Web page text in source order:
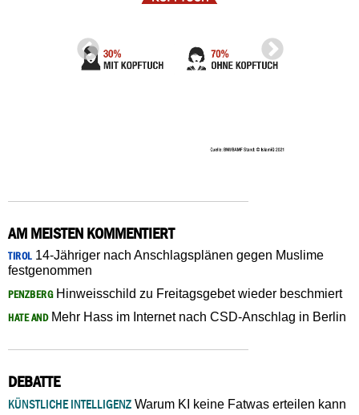
AM MEISTEN KOMMENTIERT
TIROL14-Jähriger nach Anschlagsplänen gegen Muslime
festgenommen
PENZBERGHinweisschild zu Freitagsgebet wieder beschmiert
HATE ANDMehr Hass im Internet nach CSD-Anschlag in Berlin
DEBATTE
KÜNSTLICHE INTELLIGENZ Warum KI keine Fatwas erteilen kann